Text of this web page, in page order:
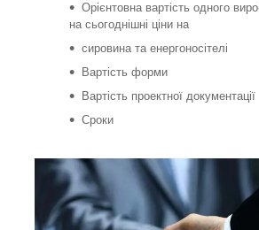
Орієнтовна вартість одного
на сьогоднішні ціни на
сировина та енергоносітелі
Вартість форми
Вартість проектної документації
Сроки